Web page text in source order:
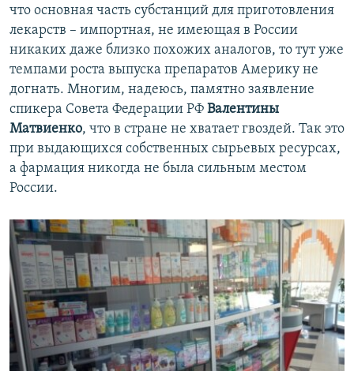
что основная часть субстанций для приготовления
лекарств – импортная, не имеющая в России
никаких даже близко похожих аналогов, то тут уже
темпами роста выпуска препаратов Америку не
догнать. Многим, надеюсь, памятно заявление
спикера Совета Федерации РФ Валентины
Матвиенко, что в стране не хватает гвоздей. Так это
при выдающихся собственных сырьевых ресурсах,
а фармация никогда не была сильным местом
России.